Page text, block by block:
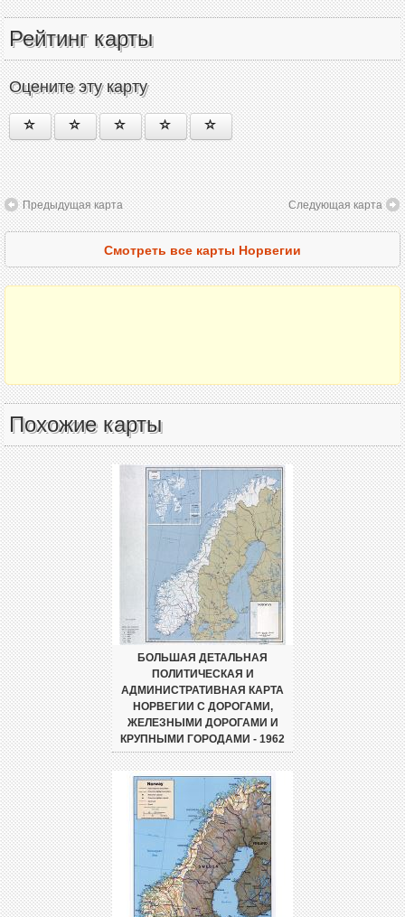
Рейтинг карты
Оцените эту карту
Предыдущая карта Следующая карта
Смотреть все карты Норвегии
Похожие карты
БОЛЬШАЯ ДЕТАЛЬНАЯ
ПОЛИТИЧЕСКАЯ И
АДМИНИСТРАТИВНАЯ КАРТА
НОРВЕГИИ С ДОРОГАМИ,
ЖЕЛЕЗНЫМИ ДОРОГАМИ И
КРУПНЫМИ ГОРОДАМИ - 1962